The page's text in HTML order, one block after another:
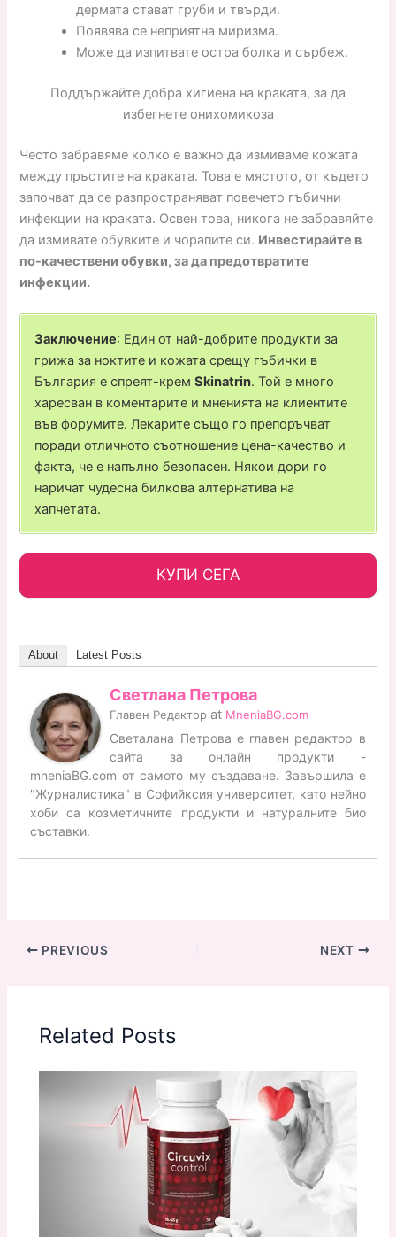
дермата стават груби и твърди.
Появява се неприятна миризма.
Може да изпитвате остра болка и сърбеж.
Поддържайте добра хигиена на краката, за да
избегнете онихомикоза
Често забравяме колко е важно да измиваме кожата
между пръстите на краката. Това е мястото, от където
започват да се разпространяват повечето гъбични
инфекции на краката. Освен това, никога не забравяйте
да измивате обувките и чорапите си. Инвестирайте в
по-качествени обувки, за да предотвратите
инфекции.
Заключение: Един от най-добрите продукти за
грижа за ноктите и кожата срещу гъбички в
България е спреят-кремSkinatrin. Той е много
харесван в коментарите и мненията на клиентите
във форумите. Лекарите също го препоръчват
поради отличното съотношение цена-качество и
факта, че е напълно безопасен. Някои дори го
наричат чудесна билкова алтернатива на
хапчетата.
КУПИ СЕГА
About Latest Posts
Светлана Петрова
Главен Редактор at MneniaBG.com
Светалана Петрова е главен редактор в
сайта за онлайн продукти -
mneniaBG.com от самото му създаване. Завършила е
"Журналистика" в Софийксия университет, като нейно
хоби са козметичните продукти и натуралните био
съставки.
PREVIOUS NEXT
Related Posts